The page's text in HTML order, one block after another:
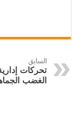
السابق
تحركات
الغضب